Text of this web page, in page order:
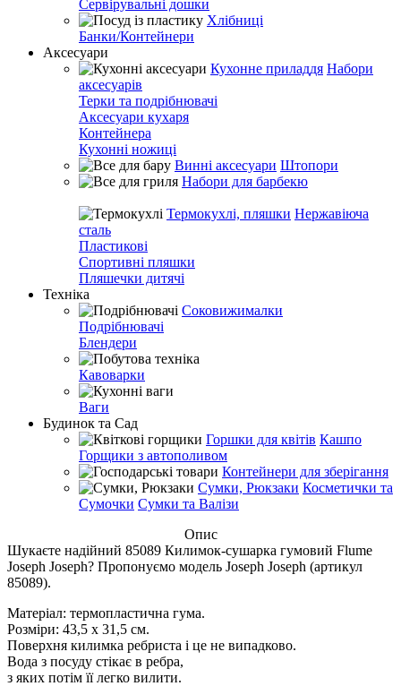
Сервірувальні дошки
Хлібниці
Банки/Контейнери
Аксесуари
Кухонне приладдя Набори
аксесуарів
Терки та подрібнювачі
Аксесуари кухаря
Контейнера
Кухонні ножиці
Винні аксесуари Штопори
Набори для барбекю
Термокухлі, пляшки Нержавіюча
сталь
Пластикові
Спортивні пляшки
Пляшечки дитячі
Техніка
Соковижималки
Подрібнювачі
Блендери
Кавоварки
Ваги
Будинок та Сад
Горшки для квітів Кашпо
Горщики з автополивом
Контейнери для зберігання
Сумки, Рюкзаки Косметички та
Сумочки Сумки та Валізи
Опис
Шукаєте надійний 85089 Килимок-сушарка гумовий Flume
Joseph Joseph? Пропонуємо модель Joseph Joseph (артикул
85089).
Матеріал: термопластична гума.
Розміри: 43,5 х 31,5 см.
Поверхня килимка ребриста і це не випадково.
Вода з посуду стікає в ребра,
з яких потім її легко вилити.